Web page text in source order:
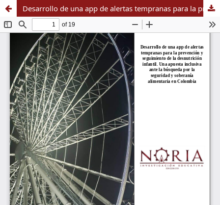
Desarrollo de una app de alertas tempranas para la prevención y seguimiento de la desnutrición infantil. Una apuesta inclusiva ante la búsqueda por la seguridad y soberanía alimentaria en Colombia